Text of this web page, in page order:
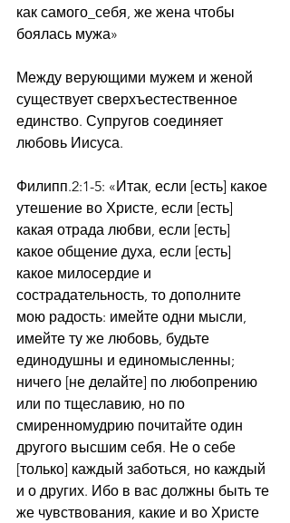
как самого_себя, же жена чтобы
боялась мужа»
Между верующими мужем и женой
существует сверхъестественное
единство. Супругов соединяет
любовь Иисуса.
Филипп.2:1-5: «Итак, если [есть] какое
утешение во Христе, если [есть]
какая отрада любви, если [есть]
какое общение духа, если [есть]
какое милосердие и
сострадательность, то дополните
мою радость: имейте одни мысли,
имейте ту же любовь, будьте
единодушны и единомысленны;
ничего [не делайте] по любопрению
или по тщеславию, но по
смиренномудрию почитайте один
другого высшим себя. Не о себе
[только] каждый заботься, но каждый
и о других. Ибо в вас должны быть те
же чувствования, какие и во Христе